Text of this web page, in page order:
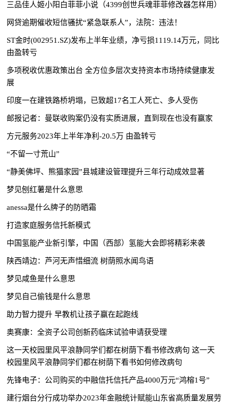
三品佳人姬小阳白菲菲小说（4399创世兵魂菲菲修改器怎样用）
网贷逾期催收短信骚扰“紧急联系人”，法院：违法！
ST金时(002951.SZ)发布上半年业绩，净亏损1119.14万元，同比
由盈转亏
多项税收优惠政策出台 全方位多层次支持资本市场持续健康发
展
印度一在建铁路桥坍塌，已致超17名工人死亡、多人受伤
邮报记者：曼联收购案仍没有实质进展，直到现在也没有赢家
方元服务2023年上半年净利-20.5万 由盈转亏
“不留一寸荒山”
“静美佛坪、熊猫家园”县城建设管理提升三年行动成效显著
梦见刨红薯是什么意思
anessa是什么牌子的防晒霜
打造家庭服务信托新模式
中国氢能产业新引擎，中国（西部）氢能大会即将精彩来袭
陕西靖边：芦河无声惜细流 树荫照水闻鸟语
梦见咸鱼是什么意思
梦见自己偷钱是什么意思
助力智力提升 早教机让孩子赢在起跑线
奥赛康：全资子公司创新药临床试验申请获受理
这一天校园里风平浪静同学们都在树荫下看书修改病句 这一天
校园里风平浪静同学们都在树荫下看书如何修改病句
先锋电子：公司购买的中融信托信托产品4000万元“鸿榕1号”
建行烟台分行成功举办2023年金融统计赋能山东省高质量发展劳